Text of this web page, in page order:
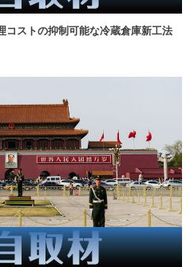
コストの抑制可能な冷蔵倉庫新工法